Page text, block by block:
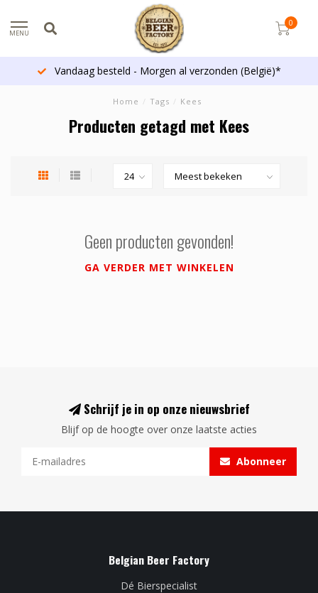
MENU
0
Vandaag besteld - Morgen al verzonden (België)*
Home / Tags / Kees
Producten getagd met Kees
Geen producten gevonden!
GA VERDER MET WINKELEN
Schrijf je in op onze nieuwsbrief
Blijf op de hoogte over onze laatste acties
Abonneer
Belgian Beer Factory
Dé Bierspecialist